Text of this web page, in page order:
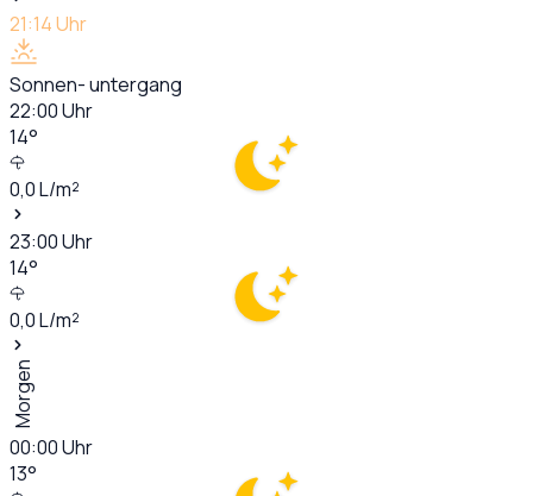
21:14Uhr
Sonnen- untergang
22:00Uhr
14°
0,0L/m²
23:00Uhr
14°
0,0L/m²
Morgen
00:00Uhr
13°